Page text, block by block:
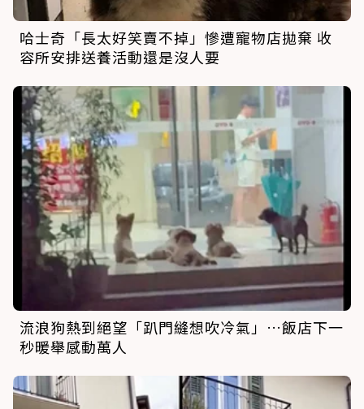
哈士奇「長太好笑賣不掉」慘遭寵物店拋棄 收
容所安排送養活動還是沒人要
流浪狗熱到絕望「趴門縫想吹冷氣」…飯店下一
秒暖舉感動萬人